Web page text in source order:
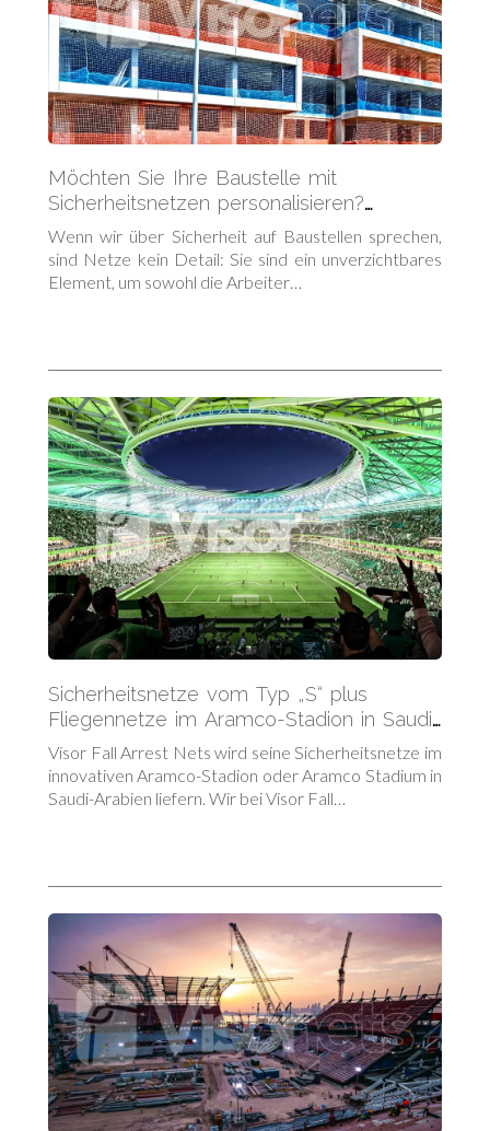
Möchten Sie Ihre Baustelle mit
Sicherheitsnetzen personalisieren?
Entdecken Sie alle verfügbaren Farben
Wenn wir über Sicherheit auf Baustellen sprechen,
sind Netze kein Detail: Sie sind ein unverzichtbares
Element, um sowohl die Arbeiter…
Sicherheitsnetze vom Typ „S“ plus
Fliegennetze im Aramco-Stadion in Saudi-
Arabien
Visor Fall Arrest Nets wird seine Sicherheitsnetze im
innovativen Aramco-Stadion oder Aramco Stadium in
Saudi-Arabien liefern. Wir bei Visor Fall…